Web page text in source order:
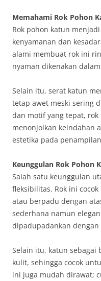
Memahami Rok Pohon
Rok pohon katun
kenyamanan dan
alami membuat rok ini
nyaman dikenakan
Selain itu, serat katun
tetap awet meski sering
dan motif yang tepat,
menonjolkan keindahan
estetika pada
Keunggulan Rok Pohon
Salah satu keunggulan
fleksibilitas. Rok ini
atau berpadu dengan
sederhana namun
dipadupadankan dengan
Selain itu, katun sebagai
kulit, sehingga cocok
ini juga mudah dirawat;